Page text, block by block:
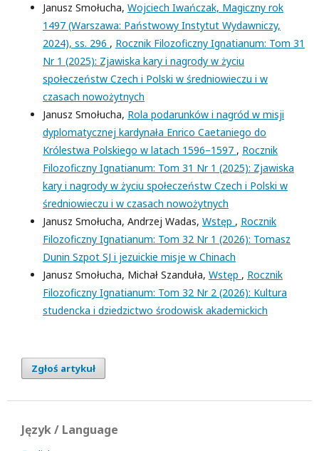
Janusz Smołucha, Wojciech Iwańczak, Magiczny rok
1497 (Warszawa: Państwowy Instytut Wydawniczy,
2024), ss. 296 , Rocznik Filozoficzny Ignatianum: Tom 31
Nr 1 (2025): Zjawiska kary i nagrody w życiu
społeczeństw Czech i Polski w średniowieczu i w
czasach nowożytnych
Janusz Smołucha, Rola podarunków i nagród w misji
dyplomatycznej kardynała Enrico Caetaniego do
Królestwa Polskiego w latach 1596–1597 , Rocznik
Filozoficzny Ignatianum: Tom 31 Nr 1 (2025): Zjawiska
kary i nagrody w życiu społeczeństw Czech i Polski w
średniowieczu i w czasach nowożytnych
Janusz Smołucha, Andrzej Wadas, Wstęp , Rocznik
Filozoficzny Ignatianum: Tom 32 Nr 1 (2026): Tomasz
Dunin Szpot SJ i jezuickie misje w Chinach
Janusz Smołucha, Michał Szanduła, Wstęp , Rocznik
Filozoficzny Ignatianum: Tom 32 Nr 2 (2026): Kultura
studencka i dziedzictwo środowisk akademickich
Zgłoś artykuł
Język / Language